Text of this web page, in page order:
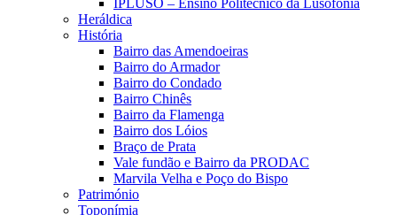
IPLUSO – Ensino Politécnico da Lusofonia
Heráldica
História
Bairro das Amendoeiras
Bairro do Armador
Bairro do Condado
Bairro Chinês
Bairro da Flamenga
Bairro dos Lóios
Braço de Prata
Vale fundão e Bairro da PRODAC
Marvila Velha e Poço do Bispo
Património
Toponímia